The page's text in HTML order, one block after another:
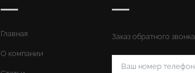
Главная
О компании
Заказ обратного звонка